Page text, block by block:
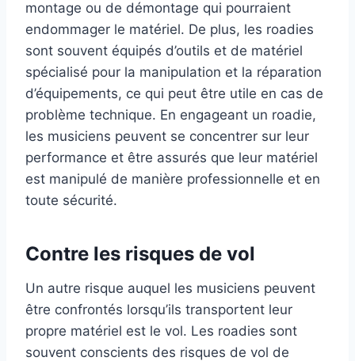
montage ou de démontage qui pourraient
endommager le matériel. De plus, les roadies
sont souvent équipés d’outils et de matériel
spécialisé pour la manipulation et la réparation
d’équipements, ce qui peut être utile en cas de
problème technique. En engageant un roadie,
les musiciens peuvent se concentrer sur leur
performance et être assurés que leur matériel
est manipulé de manière professionnelle et en
toute sécurité.
Contre les risques de vol
Un autre risque auquel les musiciens peuvent
être confrontés lorsqu’ils transportent leur
propre matériel est le vol. Les roadies sont
souvent conscients des risques de vol de